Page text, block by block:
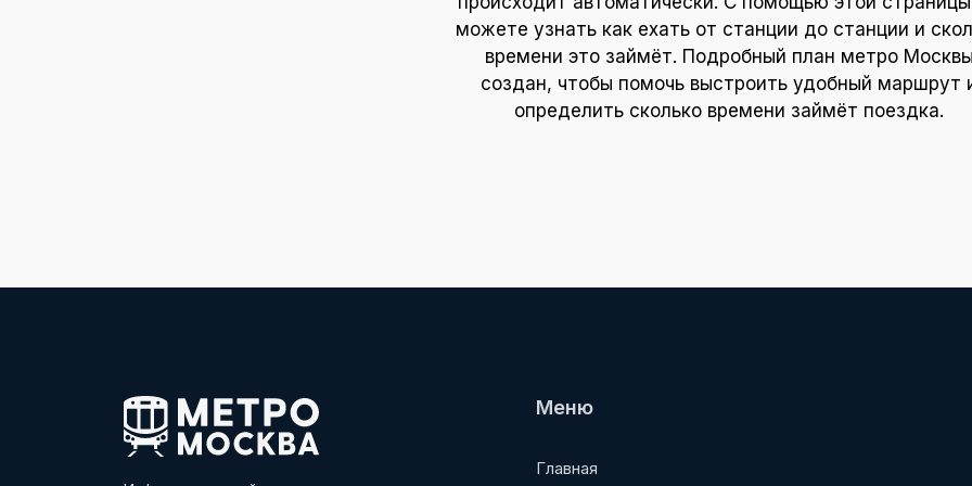
можете узнать как ехать от станции до станции и
времени это займёт. Подробный план метро Москвы
создан, чтобы помочь выстроить удобный маршрут
определить сколько времени займёт поездка.
Меню
Главная